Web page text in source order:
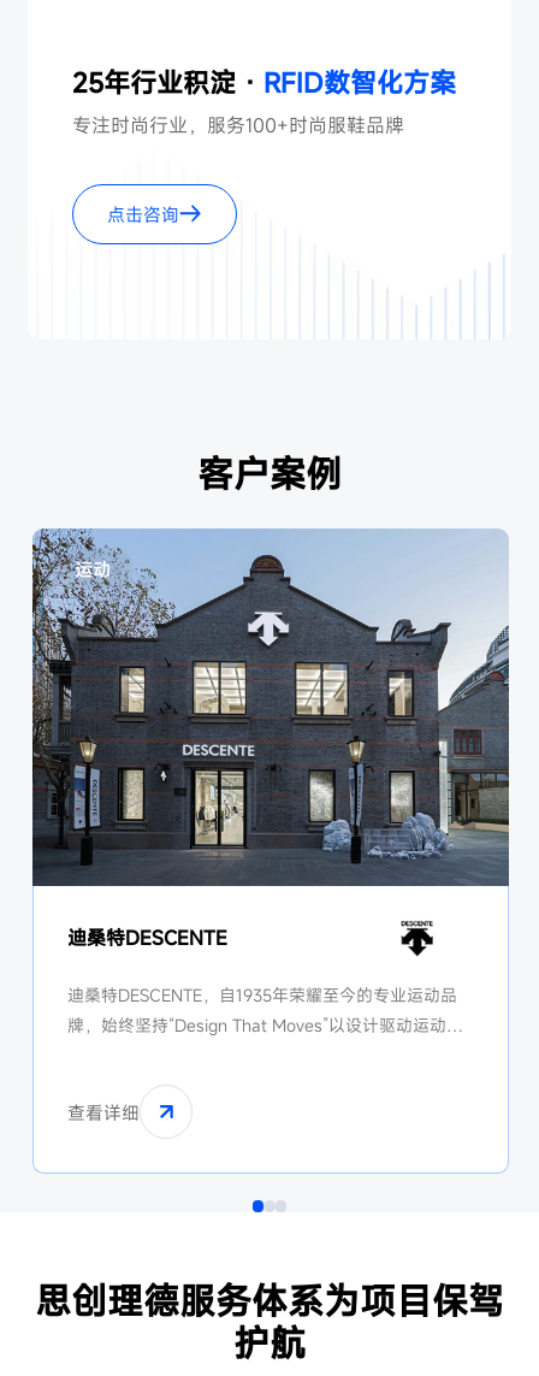
25年行业积淀 · RFID数智化方案
专注时尚行业，服务100+时尚服鞋品牌
点击咨询
客户案例
运动
迪桑特DESCENTE
迪桑特DESCENTE，自1935年荣耀至今的专业运动品
牌，始终坚持“Design That Moves”以设计驱动运动的
夫、铁人三项等多个专业领域，打造高品质的运动装
备。
查看详细
思创理德服务体系为项目保驾
护航